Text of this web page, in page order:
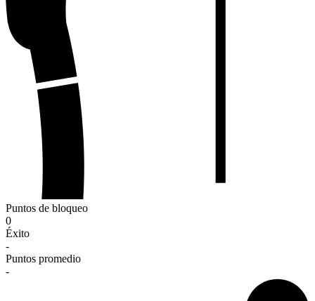
Puntos de bloqueo
0
Éxito
-
Puntos promedio
-